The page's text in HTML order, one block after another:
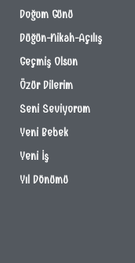
Doğum Günü
Düğün-Nikah-Açılış
Geçmiş Olsun
Özür Dilerim
Seni Seviyorum
Yeni Bebek
Yeni İş
Yıl Dönümü